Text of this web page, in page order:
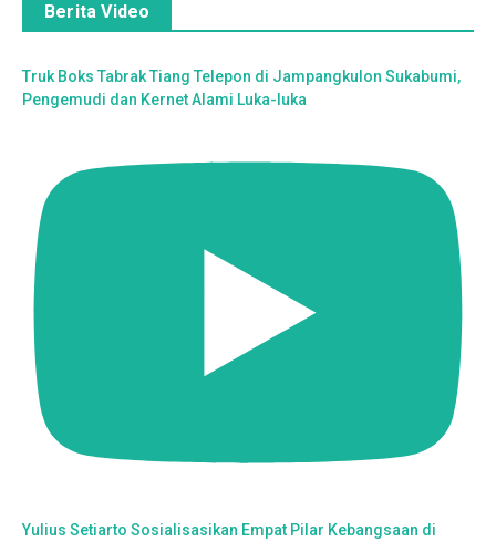
Berita Video
Truk Boks Tabrak Tiang Telepon di Jampangkulon Sukabumi,
Pengemudi dan Kernet Alami Luka-luka
Yulius Setiarto Sosialisasikan Empat Pilar Kebangsaan di